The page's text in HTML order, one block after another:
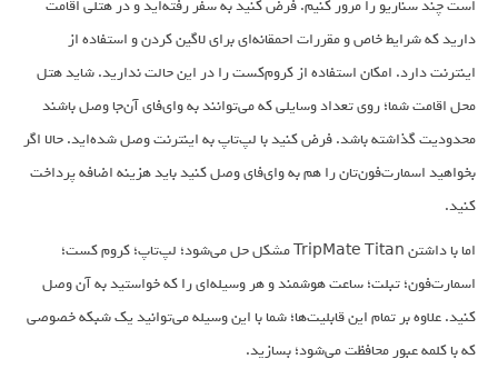
است چند سناریو را مرور کنیم. فرض کنید به سفر رفته‌اید و در هتلی اقامت
دارید که شرایط خاص و مقررات احمقانه‌ای برای لاگین کردن و استفاده از
اینترنت دارد. امکان استفاده از کروم‌کست را در این حالت ندارید. شاید هتل
محل اقامت شما؛ روی تعداد وسایلی که می‌توانند به وای‌فای آن‌جا وصل باشند
محدودیت گذاشته باشد. فرض کنید با لپ‌تاپ به اینترنت وصل شده‌اید. حالا اگر
بخواهید اسمارت‌فون‌تان را هم به وای‌فای وصل کنید باید هزینه اضافه پرداخت
کنید.
اما با داشتن TripMate Titan مشکل حل می‌شود؛ لپ‌تاپ‌؛ کروم کست؛
اسمارت‌فون؛ تبلت؛ ساعت هوشمند و هر وسیله‌ای را که خواستید به آن وصل
کنید. علاوه بر تمام این قابلیت‌ها؛ شما با این وسیله می‌توانید یک شبکه خصوصی
که با کلمه عبور محافظت می‌شود؛ بسازید.